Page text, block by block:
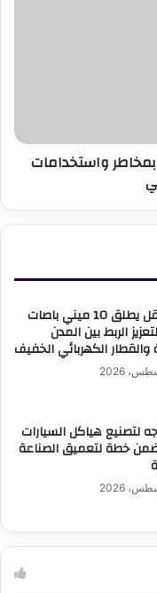
واستخدامات
وزير النقل يطلق 10 ميني باصات
الربط بين المدن
والقطار الكهربائي الخفيف
لتصنيع هياكل السيارات
خطة لتعميق الصناعة